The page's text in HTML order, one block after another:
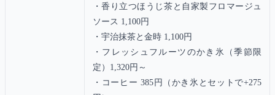
・香り立つほうじ茶と自家製フロマージュ
ソース 1,100円
・宇治抹茶と金時 1,100円
・フレッシュフルーツのかき氷（季節限
定）1,320円～
・コーヒー 385円（かき氷とセットで+275